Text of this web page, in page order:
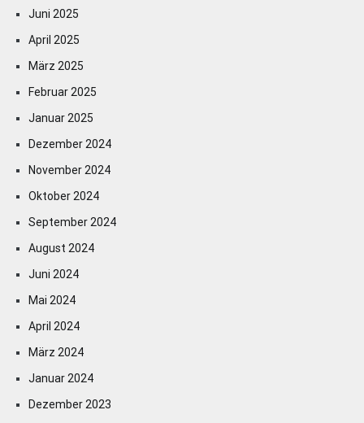
Juni 2025
April 2025
März 2025
Februar 2025
Januar 2025
Dezember 2024
November 2024
Oktober 2024
September 2024
August 2024
Juni 2024
Mai 2024
April 2024
März 2024
Januar 2024
Dezember 2023